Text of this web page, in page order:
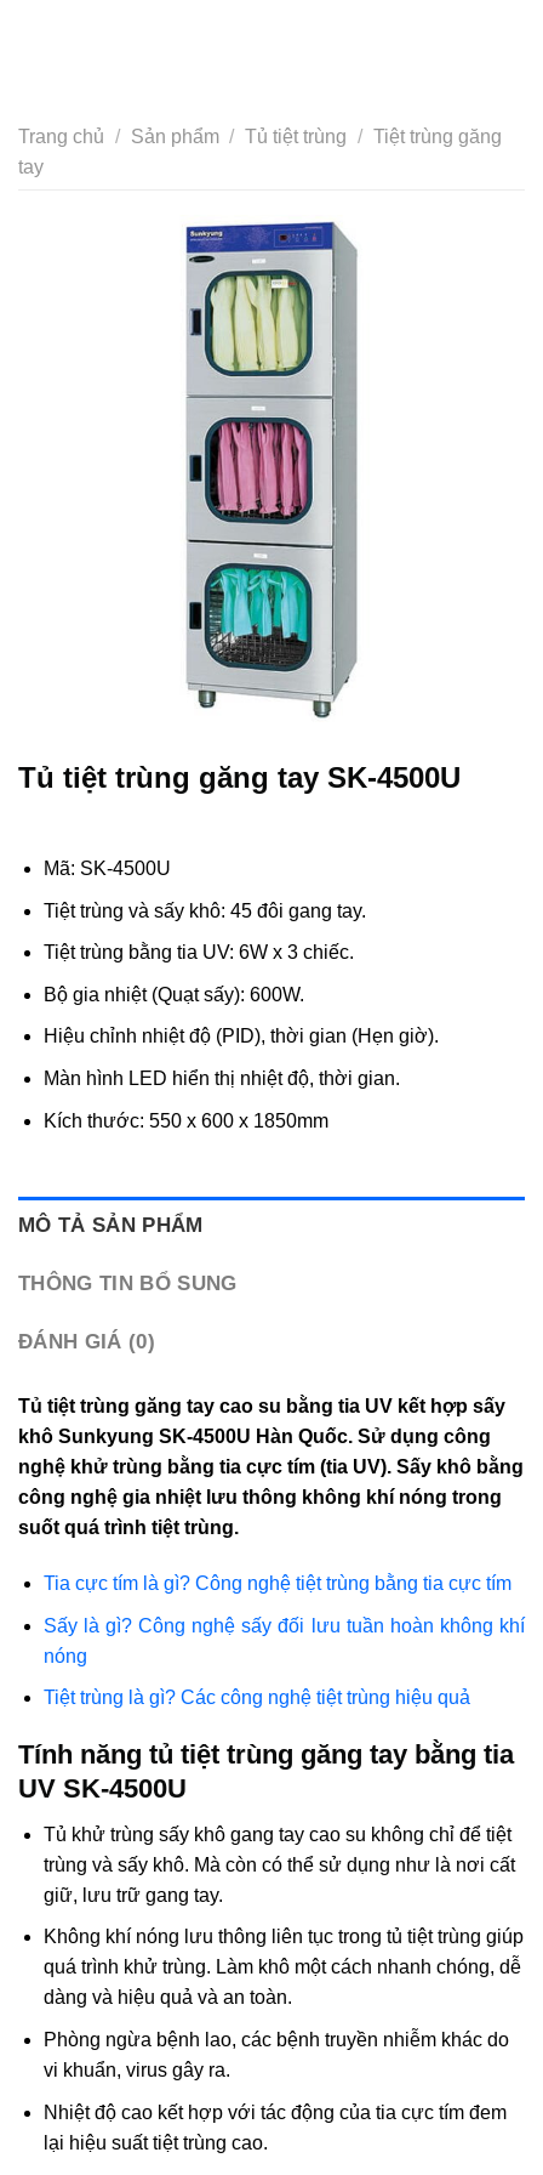
Trang chủ / Sản phẩm / Tủ tiệt trùng / Tiệt trùng găng
tay
Tủ tiệt trùng găng tay SK-4500U
Mã: SK-4500U
Tiệt trùng và sấy khô: 45 đôi gang tay.
Tiệt trùng bằng tia UV: 6W x 3 chiếc.
Bộ gia nhiệt (Quạt sấy): 600W.
Hiệu chỉnh nhiệt độ (PID), thời gian (Hẹn giờ).
Màn hình LED hiển thị nhiệt độ, thời gian.
Kích thước: 550 x 600 x 1850mm
MÔ TẢ SẢN PHẨM
THÔNG TIN BỔ SUNG
ĐÁNH GIÁ (0)
Tủ tiệt trùng găng tay cao su bằng tia UV kết hợp sấy
khô Sunkyung SK-4500U Hàn Quốc. Sử dụng công
nghệ khử trùng bằng tia cực tím (tia UV). Sấy khô bằng
công nghệ gia nhiệt lưu thông không khí nóng trong
suốt quá trình tiệt trùng.
Tia cực tím là gì? Công nghệ tiệt trùng bằng tia cực tím
Sấy là gì? Công nghệ sấy đối lưu tuần hoàn không khí
nóng
Tiệt trùng là gì? Các công nghệ tiệt trùng hiệu quả
Tính năng tủ tiệt trùng găng tay bằng tia
UV SK-4500U
Tủ khử trùng sấy khô gang tay cao su không chỉ để tiệt
trùng và sấy khô. Mà còn có thể sử dụng như là nơi cất
giữ, lưu trữ gang tay.
Không khí nóng lưu thông liên tục trong tủ tiệt trùng giúp
quá trình khử trùng. Làm khô một cách nhanh chóng, dễ
dàng và hiệu quả và an toàn.
Phòng ngừa bệnh lao, các bệnh truyền nhiễm khác do
vi khuẩn, virus gây ra.
Nhiệt độ cao kết hợp với tác động của tia cực tím đem
lại hiệu suất tiệt trùng cao.